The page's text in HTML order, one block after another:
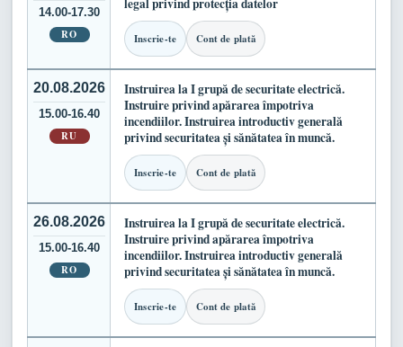
14.00-17.30
RO
legal privind protecția datelor
Inscrie-te Cont de plată
20.08.2026
15.00-16.40
RU
Instruirea la I grupă de securitate electrică.
Instruire privind apărarea împotriva
incendiilor. Instruirea introductiv generală
privind securitatea și sănătatea în muncă.
Inscrie-te Cont de plată
26.08.2026
15.00-16.40
RO
Instruirea la I grupă de securitate electrică.
Instruire privind apărarea împotriva
incendiilor. Instruirea introductiv generală
privind securitatea și sănătatea în muncă.
Inscrie-te Cont de plată